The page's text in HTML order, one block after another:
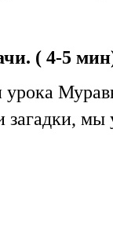
( 4-5
загадки,